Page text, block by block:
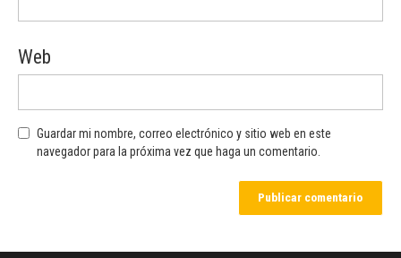
Web
Guardar mi nombre, correo electrónico y sitio web en este
navegador para la próxima vez que haga un comentario.